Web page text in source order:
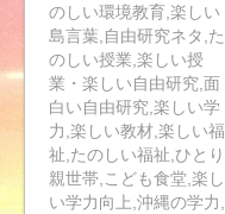
のしい環境教育,楽しい
島言葉,自由研究ネタ,た
のしい授業,楽しい授
業・楽しい自由研究,面
白い自由研究,楽しい学
力,楽しい教材,楽しい福
祉,たのしい福祉,ひとり
親世帯,こども食堂,楽し
い学力向上,沖縄の学力,